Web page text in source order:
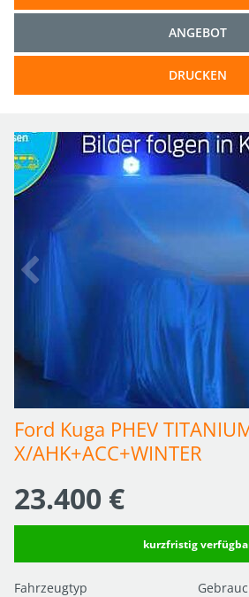
ANGEBOT
DRUCKEN
Ford Kuga PHEV
X/AHK+ACC+WINTER
23.400 €
kurzfristig
Fahrzeugtyp